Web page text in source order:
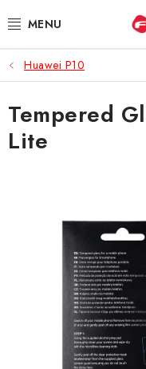
na
PUZDRÁ A OBALY
TVRDENÉ SKLÁ
DÁTOVÉ KÁBLE
DRŽIAKY NA MOBIL
BATÉRIE DO MOBILOV
ŠPORT A HOBBY
NÁRAMKY NA
Huawei P10
Tempered
Lite